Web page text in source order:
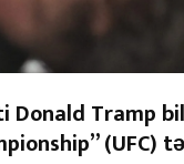
Donald Tramp
(UFC)